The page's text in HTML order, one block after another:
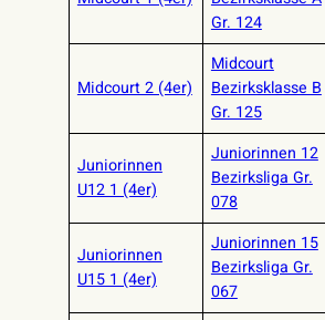
Gr. 124
Midcourt 2 (4er)
Midcourt
Bezirksklasse B
Gr. 125
Juniorinnen
U12 1 (4er)
Juniorinnen 12
Bezirksliga Gr.
078
Juniorinnen
U15 1 (4er)
Juniorinnen 15
Bezirksliga Gr.
067